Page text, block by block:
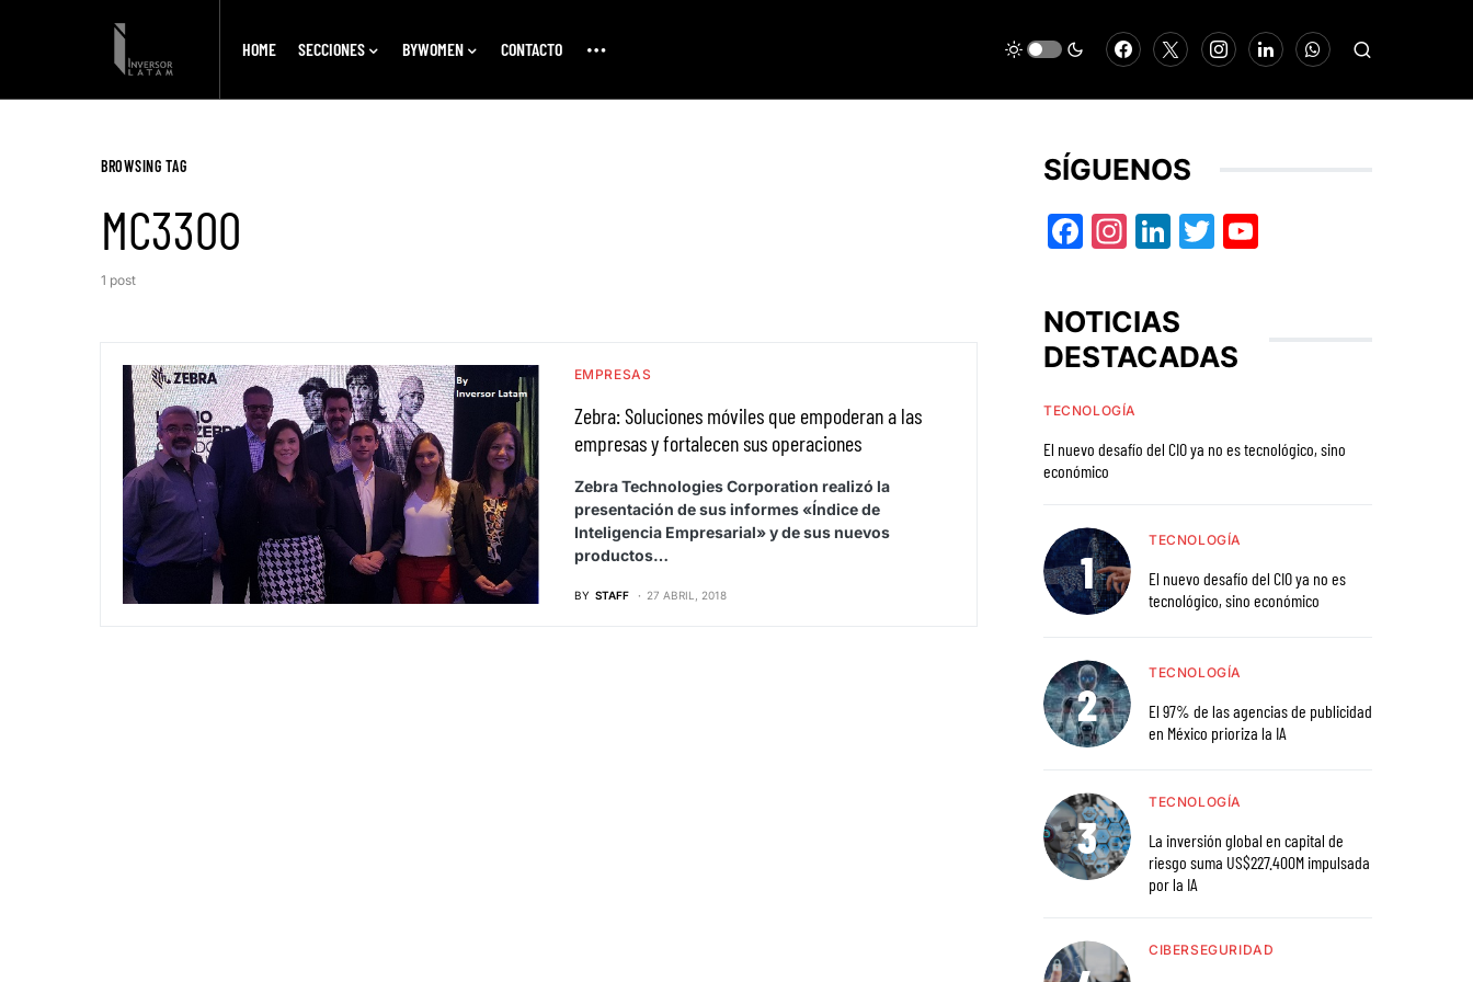
HOME SECCIONES BYWOMEN CONTACTO
BROWSING TAG
MC3300
1 post
EMPRESAS
Zebra: Soluciones móviles que empoderan a las
empresas y fortalecen sus operaciones
Zebra Technologies Corporation realizó la
presentación de sus informes «Índice de
Inteligencia Empresarial» y de sus nuevos
productos…
BY STAFF 27 ABRIL, 2018
SÍGUENOS
Facebook
Instagram
LinkedIn
Twitter
NOTICIAS
DESTACADAS
TECNOLOGÍA
El nuevo desafío del CIO ya no es tecnológico, sino
económico
TECNOLOGÍA
El nuevo desafío del CIO ya no es
tecnológico, sino económico
TECNOLOGÍA
El 97% de las agencias de publicidad
en México prioriza la IA
TECNOLOGÍA
La inversión global en capital de
riesgo suma US$227.400M impulsada
por la IA
CIBERSEGURIDAD